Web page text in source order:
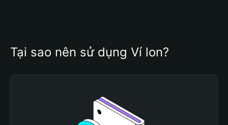
Tại sao nên sử dụng Ví lon?